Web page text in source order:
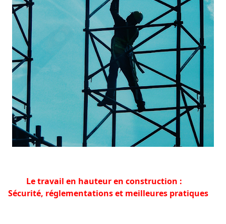
Le travail en hauteur en construction :
Sécurité, réglementations et meilleures pratiques